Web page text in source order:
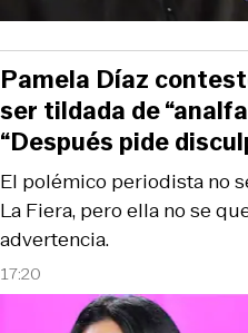
17:20
El polémico periodista no
La Fiera, pero ella no se
advertencia.
Pamela Díaz
ser tildada de
“Después pide